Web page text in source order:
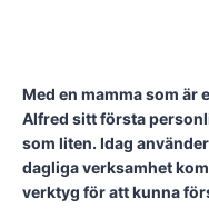
Med en mamma som
Alfred sitt första
som liten. Idag
dagliga verksamhet
verktyg för att kunna